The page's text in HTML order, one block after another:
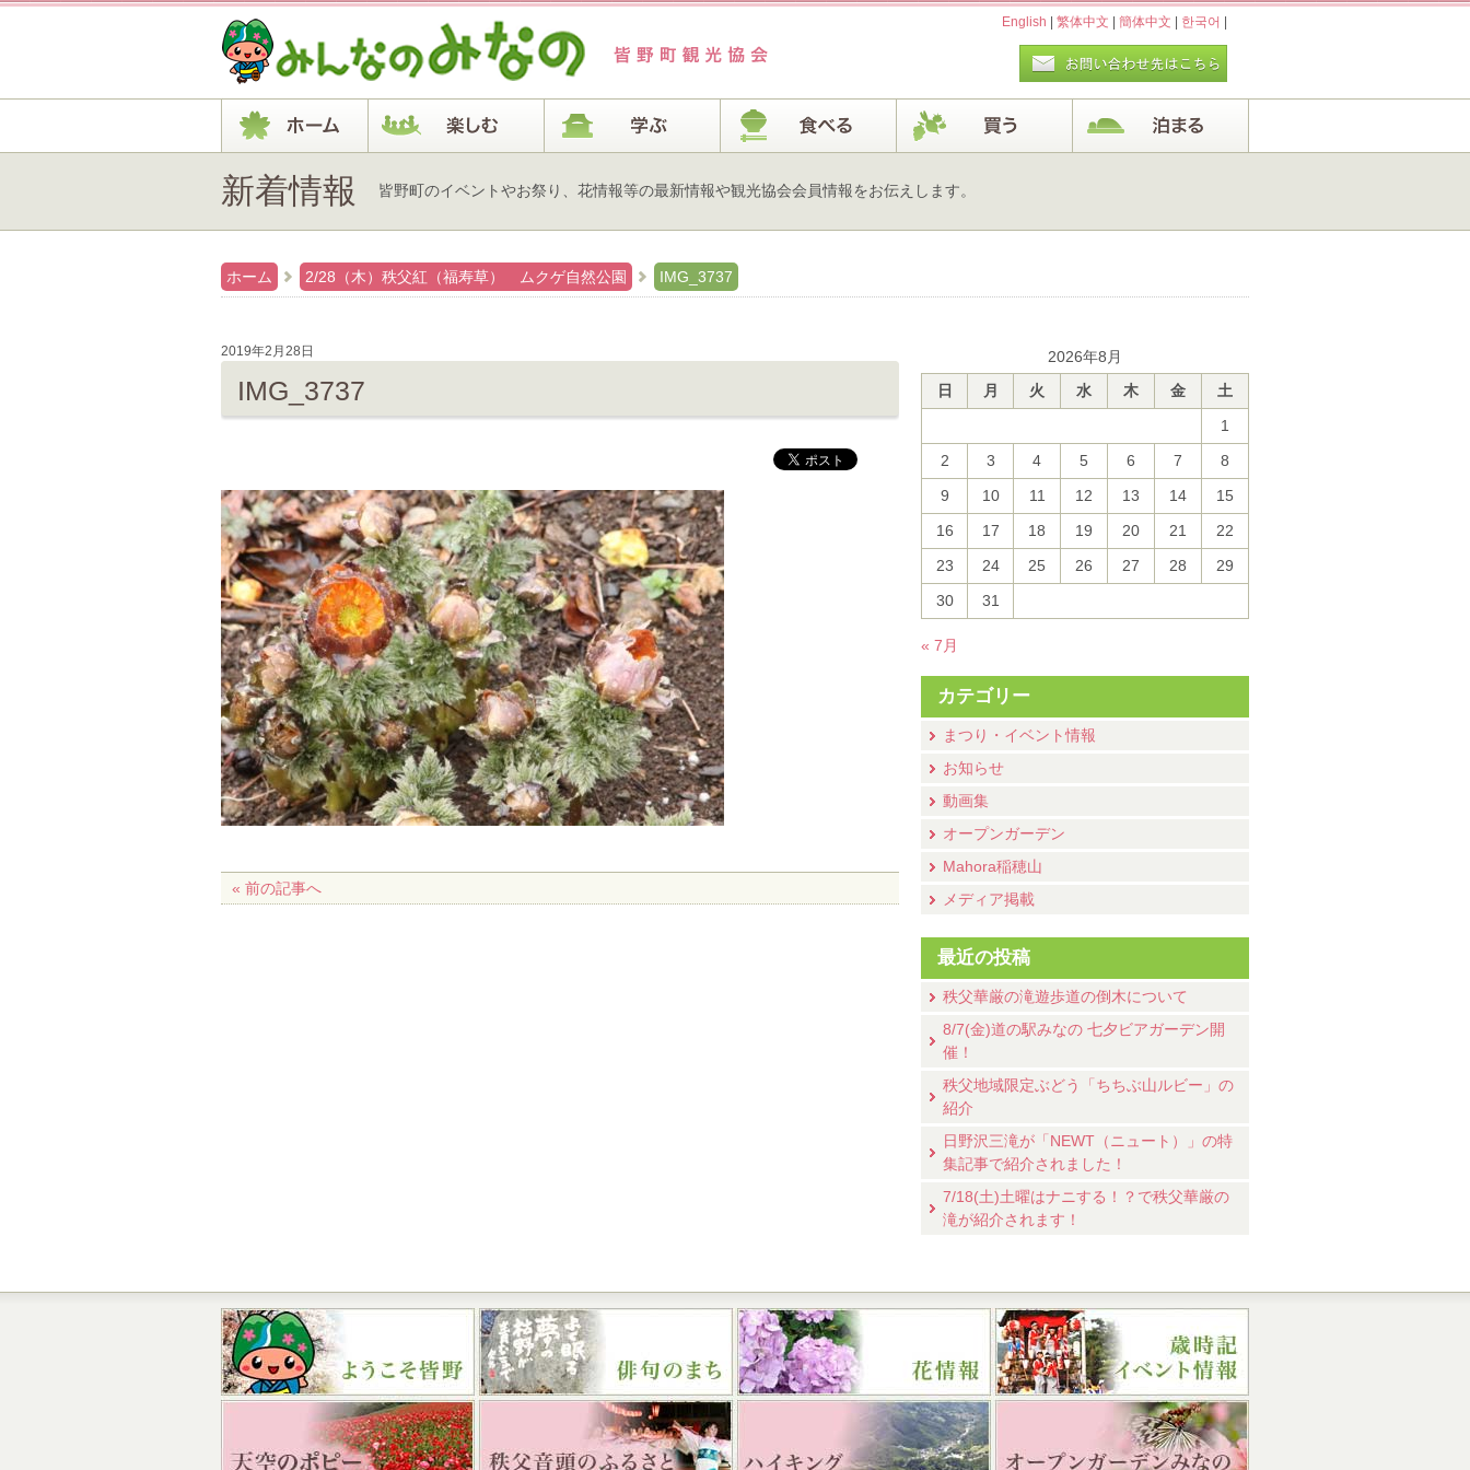
English 繁体中文 簡体中文 한국어
新着情報 皆野町のイベントやお祭り、花情報等の最新情報や観光協会会員情報をお伝えします。
ホーム 2/28（木）秩父紅（福寿草） ムクゲ自然公園 IMG_3737
2026年8月
日
月 火 水 木 金
土
1
2
3 4 5 6 7
8
9
10 11 12 13 14
15
16
17 18 19 20 21
22
23
24 25 26 27 28
29
30
31
« 7月
カテゴリー
まつり・イベント情報
お知らせ
動画集
オープンガーデン
Mahora稲穂山
メディア掲載
最近の投稿
秩父華厳の滝遊歩道の倒木について
8/7(金)道の駅みなの 七夕ビアガーデン開
催！
秩父地域限定ぶどう「ちちぶ山ルビー」の
紹介
日野沢三滝が「NEWT（ニュート）」の特
集記事で紹介されました！
7/18(土)土曜はナニする！？で秩父華厳の
滝が紹介されます！
2019年2月28日
IMG_3737
« 前の記事へ